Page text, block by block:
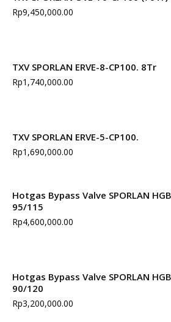
Rp9,450,000.00
TXV SPORLAN ERVE-8-CP100. 8Tr
Rp1,740,000.00
TXV SPORLAN ERVE-5-CP100.
Rp1,690,000.00
Hotgas Bypass Valve SPORLAN
95/115
Rp4,600,000.00
Hotgas Bypass Valve SPORLAN
90/120
Rp3,200,000.00